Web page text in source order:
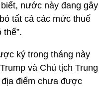
nước này đang gây
tất cả các mức thuế
ký trong tháng này
và Chủ tịch Trung
điểm chưa được